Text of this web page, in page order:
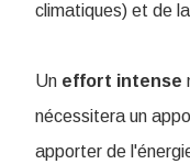
climatiques) et de
Un effort intense
nécessitera un
apporter de